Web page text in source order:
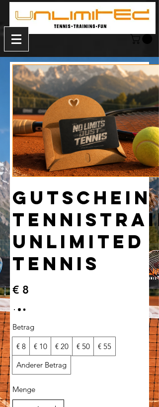
Gutschein
Unlimited
Tennis
€ 8
Betrag
€ 8 € 10 € 20 € 50
€ 55
Anderer Betrag
Menge